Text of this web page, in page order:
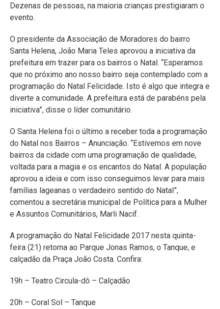
Dezenas de pessoas, na maioria crianças prestigiaram o
evento.
O presidente da Associação de Moradores do bairro
Santa Helena, João Maria Teles aprovou a iniciativa da
prefeitura em trazer para os bairros o Natal. “Esperamos
que no próximo ano nosso bairro seja contemplado com a
programação do Natal Felicidade. Isto é algo que integra e
diverte a comunidade. A prefeitura está de parabéns pela
iniciativa”, disse o líder comunitário.
O Santa Helena foi o último a receber toda a programação
do Natal nos Bairros – Anunciação. “Estivemos em nove
bairros da cidade com uma programação de qualidade,
voltada para a magia e os encantos do Natal. A população
aprovou a ideia e com isso conseguimos levar para mais
famílias lageanas o verdadeiro sentido do Natal”,
comentou a secretária municipal de Política para a Mulher
e Assuntos Comunitários, Marli Nacif.
A programação do Natal Felicidade 2017 nesta quinta-
feira (21) retorna ao Parque Jonas Ramos, o Tanque, e
calçadão da Praça João Costa. Confira:
19h – Teatro Circula-dô – Calçadão
20h – Coral Sol – Tanque